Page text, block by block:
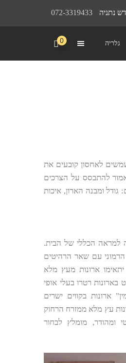
072-3319433
גלריה 0
לאחסון קובעים את
להתבסס על הצרכים
ומבנה הארון, איכות
למראה הכללי של הבית.
הרמוני עם שאר הרהיטים
ארונות מעץ מלא
בארונות רטרו בעלי אופי
ארונות בקווים ישרים
עץ מלא ממזרח הרחוק
ומהודר, מומלץ לבחור